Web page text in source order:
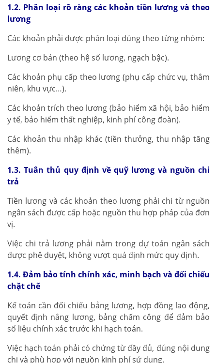
1.2. Phân loại rõ ràng các khoản tiền lương và theo
lương
Các khoản phải được phân loại đúng theo từng nhóm:
Lương cơ bản (theo hệ số lương, ngạch bậc).
Các khoản phụ cấp theo lương (phụ cấp chức vụ, thâm
niên, khu vực…).
Các khoản trích theo lương (bảo hiểm xã hội, bảo hiểm
y tế, bảo hiểm thất nghiệp, kinh phí công đoàn).
Các khoản thu nhập khác (tiền thưởng, thu nhập tăng
thêm).
1.3. Tuân thủ quy định về quỹ lương và nguồn chi
trả
Tiền lương và các khoản theo lương phải chi từ nguồn
ngân sách được cấp hoặc nguồn thu hợp pháp của đơn
vị.
Việc chi trả lương phải nằm trong dự toán ngân sách
được phê duyệt, không vượt quá định mức quy định.
1.4. Đảm bảo tính chính xác, minh bạch và đối chiếu
chặt chẽ
Kế toán cần đối chiếu bảng lương, hợp đồng lao động,
quyết định nâng lương, bảng chấm công để đảm bảo
số liệu chính xác trước khi hạch toán.
Việc hạch toán phải có chứng từ đầy đủ, đúng nội dung
chi và phù hợp với nguồn kinh phí sử dụng.